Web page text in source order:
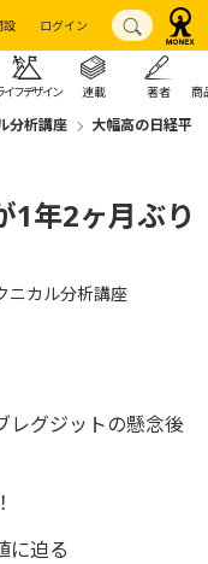
設 ログイン
イフデザイン 連載 著者 商
分析講座
大幅高の日経平
1年2ヶ月ぶり
ニカル分析講座
レグジットの懸念後
に迫る